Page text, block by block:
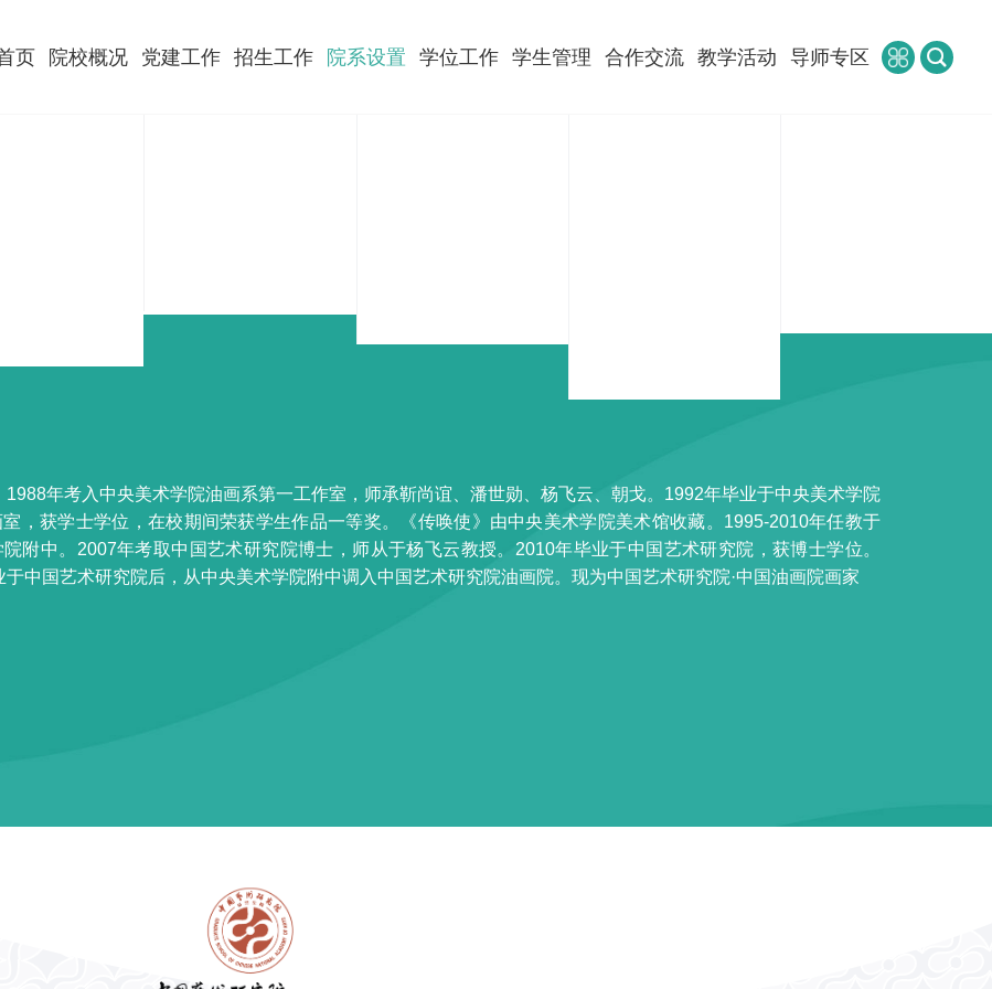
页 院校概况 党建工作 招生工作 院系设置 学位工作 学生管理 合作交流 教学活动 导师专区
1988年考入中央美术学院油画系第一工作室，师承靳尚谊、潘世勋、杨飞云、朝戈。1992年毕业于中央美术学院
，获学士学位，在校期间荣获学生作品一等奖。《传唤使》由中央美术学院美术馆收藏。1995-2010年任教于
附中。2007年考取中国艺术研究院博士，师从于杨飞云教授。2010年毕业于中国艺术研究院，获博士学位。
于中国艺术研究院后，从中央美术学院附中调入中国艺术研究院油画院。现为中国艺术研究院·中国油画院画家